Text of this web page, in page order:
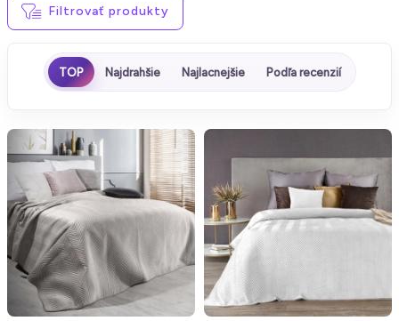
Filtrovať produkty
TOP Najdrahšie Najlacnejšie Podľa recenzií